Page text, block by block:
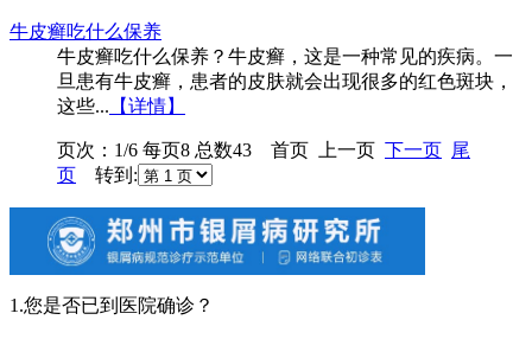
牛皮癣吃什么保养
牛皮癣吃什么保养？牛皮癣，这是一种常见的疾病。一
旦患有牛皮癣，患者的皮肤就会出现很多的红色斑块，
这些... 【详情】
页次：1/6 每页8 总数43 首页 上一页 下一页
尾
页
转到:
1.您是否已到医院确诊？